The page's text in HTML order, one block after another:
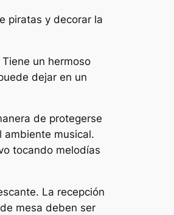
piratas y decorar la
un hermoso
dejar en un
de protegerse
ambiente musical.
tocando melodías
La recepción
mesa deben ser